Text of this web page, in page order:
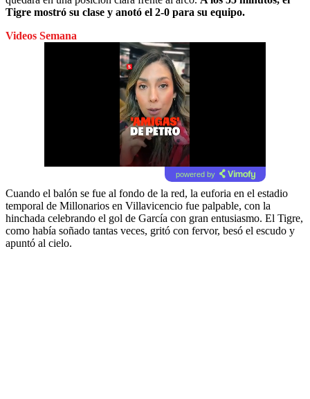
Tigre mostró su clase y anotó el 2-0 para su equipo.
Videos Semana
powered by
Cuando el balón se fue al fondo de la red, la euforia en el estadio
temporal de Millonarios en Villavicencio fue palpable, con la
hinchada celebrando el gol de García con gran entusiasmo. El Tigre,
como había soñado tantas veces, gritó con fervor, besó el escudo y
apuntó al cielo.